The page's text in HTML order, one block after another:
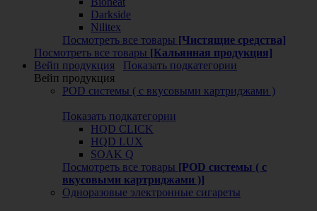
Darkside
Nilitex
Посмотреть все товары [Чистящие средства]
Посмотреть все товары [Кальянная продукция]
Вейп продукция
Показать подкатегории
Вейп продукция
POD системы ( с вкусовыми картриджами )
Показать подкатегории
HQD CLICK
HQD LUX
SOAK Q
Посмотреть все товары [POD системы ( с
вкусовыми картриджами )]
Одноразовые электронные сигареты